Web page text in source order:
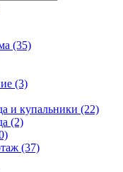
(35)
(3)
и купальники (22)
(2)
(37)